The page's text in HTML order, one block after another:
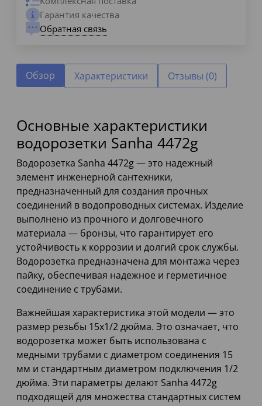
Гарантия качества
Обратная связь
Обзор Характеристики Отзывы (0)
Основные характеристики
водорозетки Sanha 4472g
Водорозетка Sanha 4472g — это надежный
элемент инженерной сантехники,
предназначенный для создания прочных
соединений в водопроводных системах. Изделие
выполнено из прочного и долговечного
материала — бронзы, что гарантирует его
устойчивость к коррозии и долгий срок службы.
Водорозетка предназначена для монтажа через
пайку, обеспечивая надежное и герметичное
соединение с трубами.
Важнейшая характеристика этой модели — это
размер резьбы 15x1/2 дюйма. Это означает, что
водорозетка может быть использована с
медными трубами с диаметром соединения 15
мм и стандартным диаметром подключения 1/2
дюйма. Эти параметры делают Sanha 4472g
подходящей для множества стандартных систем